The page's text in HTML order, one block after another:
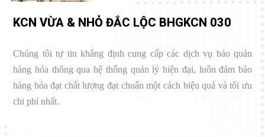
KCN VỪA & NHỎ ĐẮC LỘC BHGKCN 030
Chúng tôi tự tin khẳng định cung cấp các dịch vụ bảo quản
hàng hóa thông qua hệ thống quản lý hiện đại, luôn đảm bảo
hàng hóa đạt chất lượng đạt chuẩn một cách hiệu quả và tối ưu
chi phí nhất.